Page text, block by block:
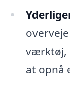
værktøj,
at opnå